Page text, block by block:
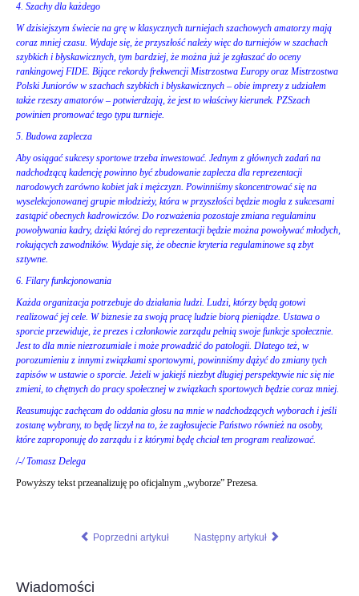
4. Szachy dla każdego
W dzisiejszym świecie na grę w klasycznych turniejach szachowych amatorzy mają
coraz mniej czasu. Wydaje się, że przyszłość należy więc do turniejów w szachach
szybkich i błyskawicznych, tym bardziej, że można już je zgłaszać do oceny
rankingowej FIDE. Bijące rekordy frekwencji Mistrzostwa Europy oraz Mistrzostwa
Polski Juniorów w szachach szybkich i błyskawicznych – obie imprezy z udziałem
także rzeszy amatorów – potwierdzają, że jest to właściwy kierunek. PZSzach
powinien promować tego typu turnieje.
5. Budowa zaplecza
Aby osiągać sukcesy sportowe trzeba inwestować. Jednym z głównych zadań na
nadchodzącą kadencję powinno być zbudowanie zaplecza dla reprezentacji
narodowych zarówno kobiet jak i mężczyzn. Powinniśmy skoncentrować się na
wyselekcjonowanej grupie młodzieży, która w przyszłości będzie mogła z sukcesami
zastąpić obecnych kadrowiczów. Do rozważenia pozostaje zmiana regulaminu
powoływania kadry, dzięki której do reprezentacji będzie można powoływać młodych,
rokujących zawodników. Wydaje się, że obecnie kryteria regulaminowe są zbyt
sztywne.
6. Filary funkcjonowania
Każda organizacja potrzebuje do działania ludzi. Ludzi, którzy będą gotowi
realizować jej cele. W biznesie za swoją pracę ludzie biorą pieniądze. Ustawa o
sporcie przewiduje, że prezes i członkowie zarządu pełnią swoje funkcje społecznie.
Jest to dla mnie niezrozumiałe i może prowadzić do patologii. Dlatego też, w
porozumieniu z innymi związkami sportowymi, powinniśmy dążyć do zmiany tych
zapisów w ustawie o sporcie. Jeżeli w jakiejś niezbyt długiej perspektywie nic się nie
zmieni, to chętnych do pracy społecznej w związkach sportowych będzie coraz mniej.
Reasumując zachęcam do oddania głosu na mnie w nadchodzących wyborach i jeśli
zostanę wybrany, to będę liczył na to, że zagłosujecie Państwo również na osoby,
które zaproponuję do zarządu i z którymi będę chciał ten program realizować.
/-/ Tomasz Delega
Powyższy tekst przeanalizuję po oficjalnym „wyborze” Prezesa.
Poprzedni artykuł Następny artykuł
Wiadomości